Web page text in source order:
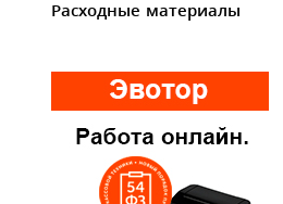
Расходные материалы